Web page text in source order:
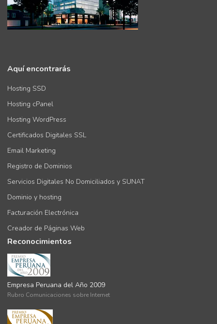
Aquí encontrarás
Hosting SSD
Hosting cPanel
Hosting WordPress
Certificados Digitales SSL
Email Marketing
Registro de Dominios
Servicios Digitales No Domiciliados y SUNAT
Dominio y hosting
Facturación Electrónica
Creador de Páginas Web
Reconocimientos
Empresa Peruana del Año 2009
Rubro Comunicaciones sobre Internet